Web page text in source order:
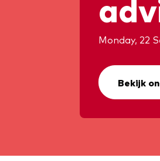
Monday, 22
Bekijk